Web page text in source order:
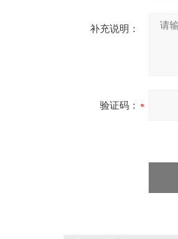
补充说明：
验证码：